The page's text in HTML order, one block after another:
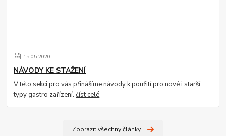
15.05.2020
NÁVODY KE STAŽENÍ
V této sekci pro vás přinášíme návody k použití pro nové i starší
typy gastro zařízení.číst celé
Zobrazit všechny články